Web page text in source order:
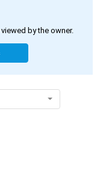
by the owner.